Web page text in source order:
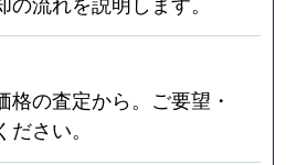
の査定から。ご要望・
さい。